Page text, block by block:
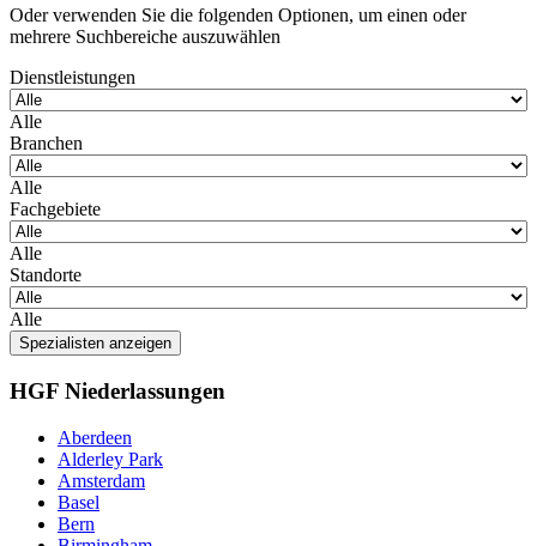
Oder verwenden Sie die folgenden Optionen, um einen oder
mehrere Suchbereiche auszuwählen
Dienstleistungen
Alle
Branchen
Alle
Fachgebiete
Alle
Standorte
Alle
Spezialisten anzeigen
HGF Niederlassungen
Aberdeen
Alderley Park
Amsterdam
Basel
Bern